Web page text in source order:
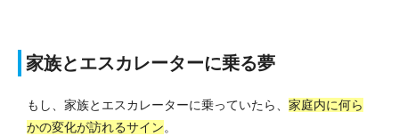
家族とエスカレーターに乗る夢
もし、家族とエスカレーターに乗っていたら、 家庭内に何ら
かの変化が訪れるサイン。